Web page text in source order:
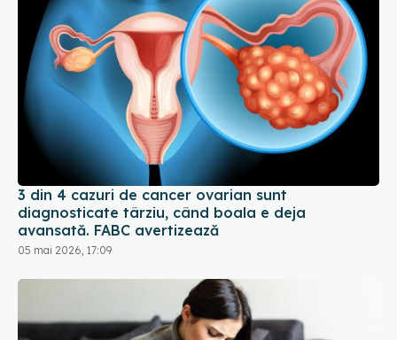
3 din 4 cazuri de cancer ovarian sunt
diagnosticate târziu, când boala e deja
avansată. FABC avertizează
05 mai 2026, 17:09